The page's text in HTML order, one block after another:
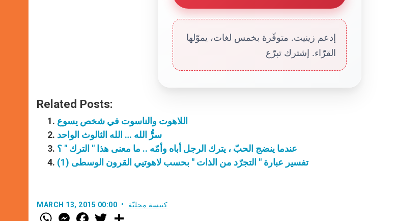
إدعم زينيت. متوفّرة بخمس لغات، يموّلها
القرّاء. إشترك تبرّع
Related Posts:
اللاهوت والناسوت في شخص يسوع
سرُّ الله … الله الثالوث الواحد
عندما ينضج الحبّ ، يترك الرجل أباه وأمّه .. ما معنى هذا " الترك " ؟
تفسير عبارة " التجرّد من الذات " بحسب لاهوتيي القرون الوسطى (1)
MARCH 13, 2015 00:00 كنيسة محليّة
W M F